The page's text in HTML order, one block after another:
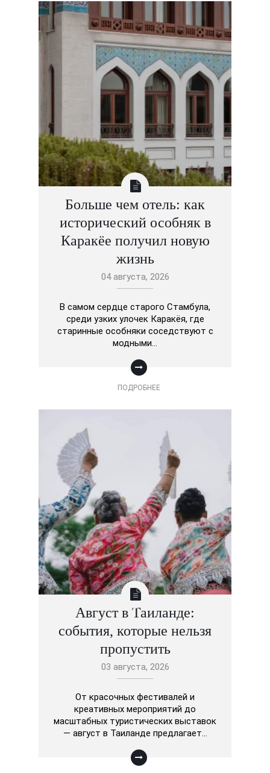
Больше чем отель: как
исторический особняк в
Каракёе получил новую
жизнь
04 августа, 2026
В самом сердце старого Стамбула,
среди узких улочек Каракёя, где
старинные особняки соседствуют с
модными…
ПОДРОБНЕЕ
Август в Таиланде:
события, которые нельзя
пропустить
03 августа, 2026
От красочных фестивалей и
креативных мероприятий до
масштабных туристических выставок
— август в Таиланде предлагает…